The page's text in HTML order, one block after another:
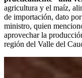
agricultura y el maíz,
de importación, dato
ministro, quien
aprovechar la
región del Valle del